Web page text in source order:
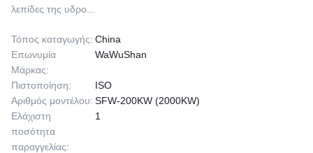
λεπίδες της υδρο...
Τόπος καταγωγής: China
Επωνυμία
Μάρκας:
WaWuShan
Πιστοποίηση:
ISO
Αριθμός μοντέλου: SFW-200KW (2000KW)
Ελάχιστη
ποσότητα
παραγγελίας:
1